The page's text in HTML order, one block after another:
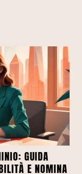
GUIDA
E NOMINA